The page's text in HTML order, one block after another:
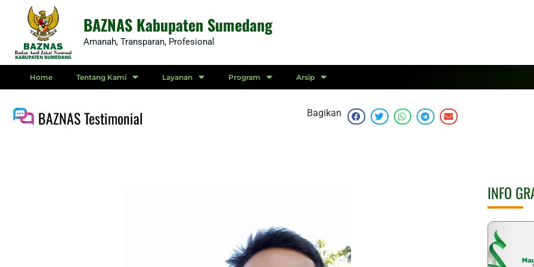
content
BAZNAS Kabupaten Sumedang
Amanah, Transparan, Profesional
Home Tentang Kami Layanan Program Arsip
BAZNAS Testimonial Bagikan
INFO